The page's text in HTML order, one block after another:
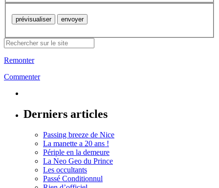
Remonter
Commenter
Derniers articles
Passing breeze de Nice
La manette a 20 ans !
Périple en la demeure
La Neo Geo du Prince
Les occultants
Passé Conditionnul